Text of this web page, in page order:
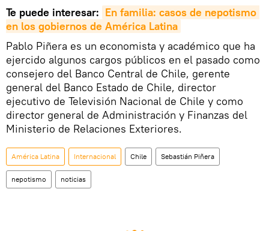
Te puede interesar: En familia: casos de nepotismo
en los gobiernos de América Latina
Pablo Piñera es un economista y académico que ha
ejercido algunos cargos públicos en el pasado como
consejero del Banco Central de Chile, gerente
general del Banco Estado de Chile, director
ejecutivo de Televisión Nacional de Chile y como
director general de Administración y Finanzas del
Ministerio de Relaciones Exteriores.
América Latina Internacional Chile Sebastián Piñera
nepotismo noticias